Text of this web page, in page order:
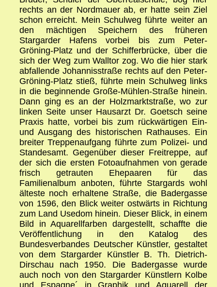
rechts an der Nordmauer ab, er hatte sein Ziel
schon erreicht. Mein Schulweg führte weiter an
den mächtigen Speichern des früheren
Stargarder Hafens vorbei bis zum Peter-
Gröning-Platz und der Schifferbrücke, über die
sich der Weg zum Walltor zog. Wo die hier stark
abfallende Johannisstraße rechts auf den Peter-
Gröning-Platz stieß, führte mein Schulweg links
in die beginnende Große-Mühlen-Straße hinein.
Dann ging es an der Holzmarktstraße, wo zur
linken Seite unser Hausarzt Dr. Goetsch seine
Praxis hatte, vorbei bis zum rückwärtigen Ein-
und Ausgang des historischen Rathauses. Ein
breiter Treppenaufgang führte zum Polizei- und
Standesamt. Gegenüber dieser Freitreppe, auf
der sich die ersten Fotoaufnahmen von gerade
frisch getrauten Ehepaaren für das
Familienalbum anboten, führte Stargards wohl
älteste noch erhaltene Straße, die Badergasse
von 1596, den Blick weiter ostwärts in Richtung
zum Land Usedom hinein. Dieser Blick, in einem
Bild in Aquarellfarben dargestellt, schaffte die
Veröffentlichung in den Katalog des
Bundesverbandes Deutscher Künstler, gestaltet
von dem Stargarder Künstler B. Th. Dietrich-
Dirschau nach 1950. Die Badergasse wurde
auch noch von den Stargarder Künstlern Kolbe
und Espagne´ in Graphik und Aquarell der